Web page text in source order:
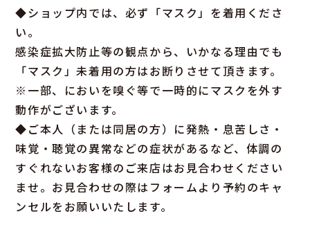
◆ショップ内では、必ず「マスク」を着用くださ
い。
感染症拡大防止等の観点から、いかなる理由でも
「マスク」未着用の方はお断りさせて頂きます。
※一部、においを嗅ぐ等で一時的にマスクを外す
動作がございます。
◆ご本人（または同居の方）に発熱・息苦しさ・
味覚・聴覚の異常などの症状があるなど、体調の
すぐれないお客様のご来店はお見合わせください
ませ。お見合わせの際はフォームより予約のキャ
ンセルをお願いいたします。